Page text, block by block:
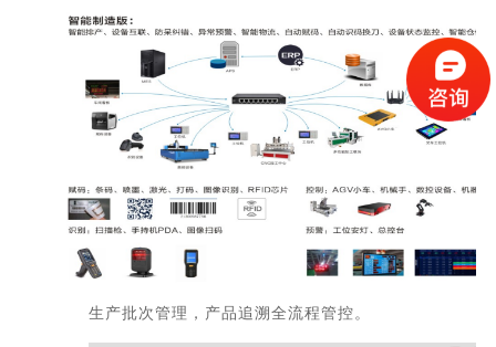
生产批次管理，产品追溯全流程管控。